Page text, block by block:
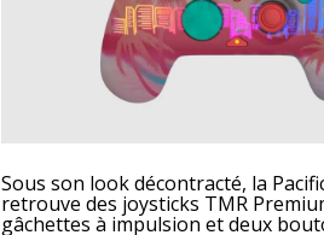
Sous son look décontracté, la
retrouve des joysticks TMR
gâchettes à impulsion et deux